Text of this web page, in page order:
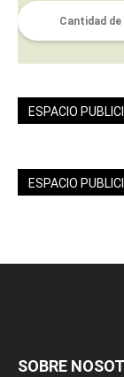
ESPACIO
ESPACIO
SOBRE